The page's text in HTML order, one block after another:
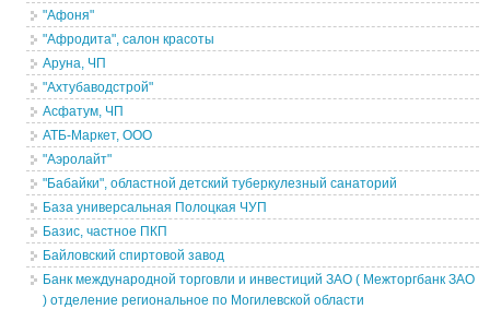
"Афоня"
"Афродита", салон красоты
Аруна, ЧП
"Ахтубаводстрой"
Асфатум, ЧП
АТБ-Маркет, ООО
"Аэролайт"
"Бабайки", областной детский туберкулезный санаторий
База универсальная Полоцкая ЧУП
Базис, частное ПКП
Байловский спиртовой завод
Банк международной торговли и инвестиций ЗАО ( Межторгбанк ЗАО
) отделение региональное по Могилевской области